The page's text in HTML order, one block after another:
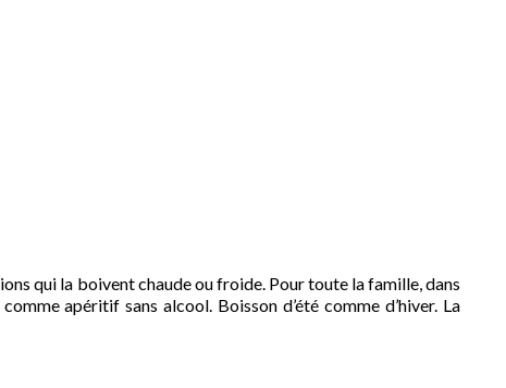
qui la boivent chaude ou froide. Pour toute la famille, dans
apéritif sans alcool. Boisson d’été comme d’hiver. La